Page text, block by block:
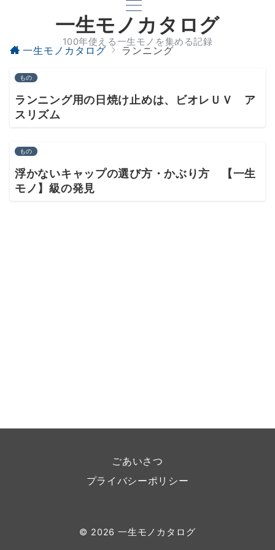
一生モノカタログ
100年使える一生モノを集める記録
一生モノカタログ ランニング
もの
ランニング用の日焼け止めは、ビオレＵＶ ア
スリズム
もの
浮かないキャップの選び方・かぶり方 【一生
モノ】級の発見
ごあいさつ
プライバシーポリシー
© 2026一生モノカタログ